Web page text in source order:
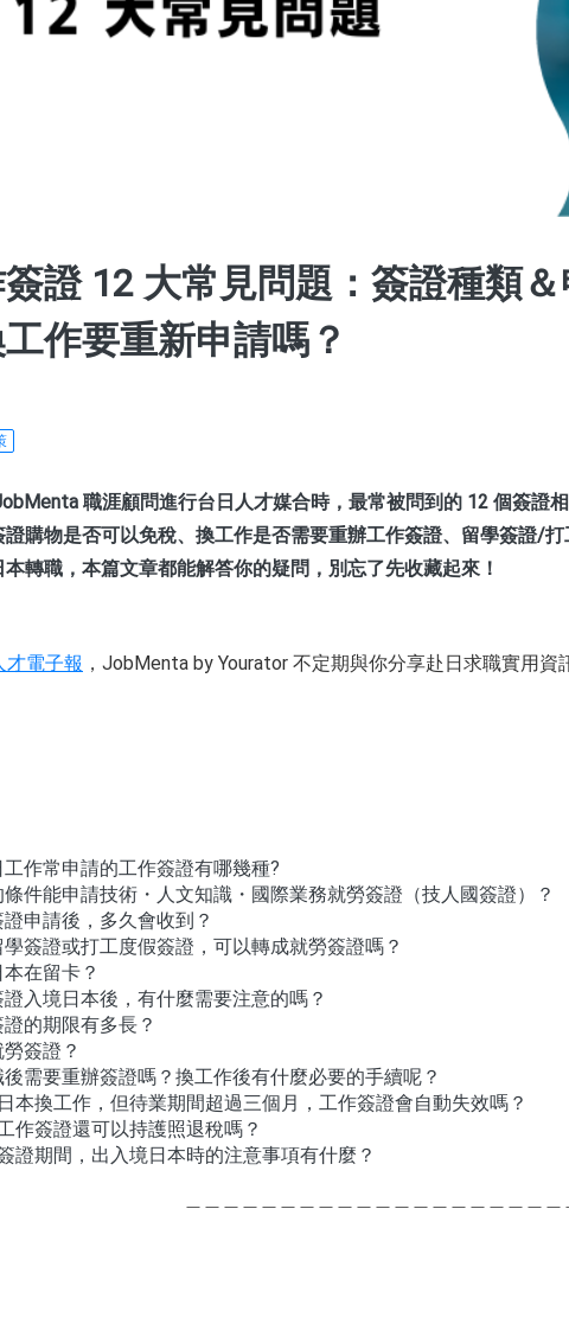
簽證 12 大常見問題：簽證種類
作要重新申請嗎？
職涯顧問進行台日人才媒合時，最常被問到的 12 個簽證
購物是否可以免稅、換工作是否需要重辦工作簽證、留學簽證/
轉職，本篇文章都能解答你的疑問，別忘了先收藏起來！
才電子報 ，JobMenta by Yourator 不定期與你分享赴日求職實用資
工作常申請的工作簽證有哪幾種?
條件能申請技術・人文知識・國際業務就勞簽證（技人國簽證）？
申請後，多久會收到？
簽證或打工度假簽證，可以轉成就勞簽證嗎？
在留卡？
入境日本後，有什麼需要注意的嗎？
的期限有多長？
簽證？
後需要重辦簽證嗎？換工作後有什麼必要的手續呢？
本換工作，但待業期間超過三個月，工作簽證會自動失效嗎？
作簽證還可以持護照退稅嗎？
證期間，出入境日本時的注意事項有什麼？